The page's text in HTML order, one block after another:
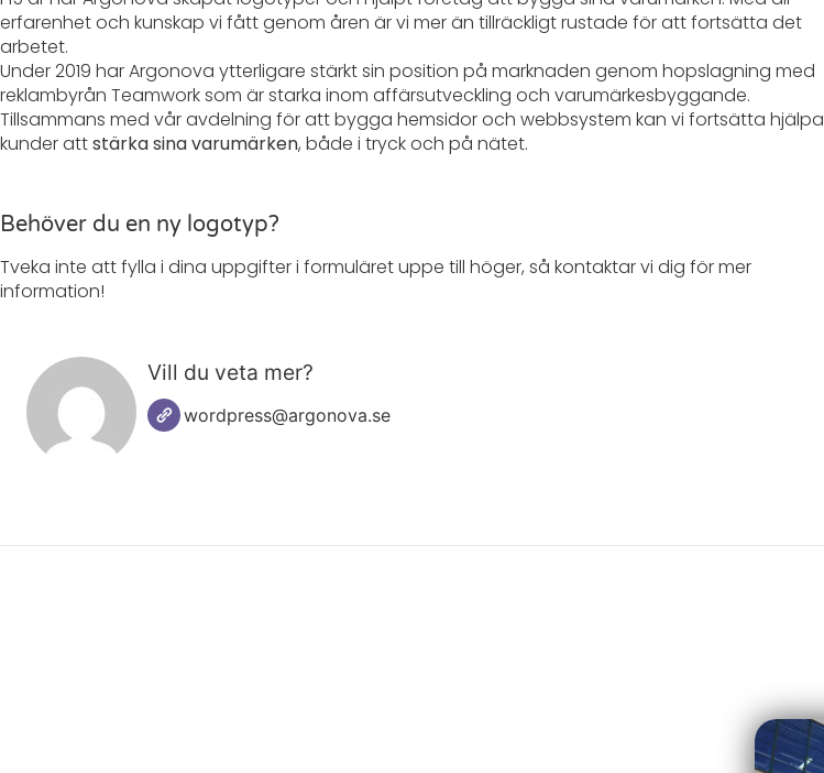
erfarenhet och kunskap vi fått genom åren är vi mer än tillräckligt rustade för att fortsätta det
arbetet.
Under 2019 har Argonova ytterligare stärkt sin position på marknaden genom hopslagning med
reklambyrån Teamwork som är starka inom affärsutveckling och varumärkesbyggande.
Tillsammans med vår avdelning för att bygga hemsidor och webbsystem kan vi fortsätta hjälpa
kunder attstärka sina varumärken, både i tryck och på nätet.
Behöver du en ny logotyp?
Tveka inte att fylla i dina uppgifter i formuläret uppe till höger, så kontaktar vi dig för mer
information!
Vill du veta mer?
wordpress@argonova.se